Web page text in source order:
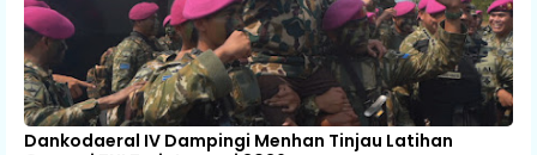
Dankodaeral IV Dampingi Menhan Tinjau Latihan